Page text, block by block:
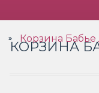
» Корзина Бабье
КОРЗИНА